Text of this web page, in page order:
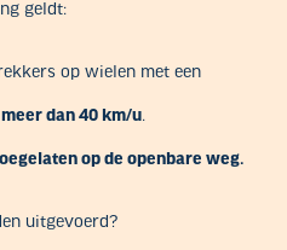
geldt:
op wielen met een
meer dan 40 km/u.
op de openbare weg.
uitgevoerd?